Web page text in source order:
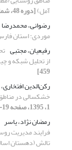
آمل)[دوره 48، شماره 4، 1395، صفحه 603-616]
رضوانی، محمدرضا
موردی: استان
رفیعیان، مجتبی
از تحلیل شبکه و
459]
رکن‌الدین
خشکسالی در
1، 1395، صفحه 19-31]
رمضان نژاد، یاسر
فرایند مدیریت
تالش (دهستان